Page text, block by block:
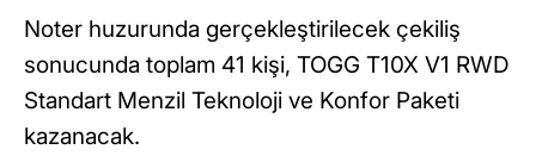
Noter huzurunda gerçekleştirilecek çekiliş
sonucunda toplam 41 kişi, TOGG T10X V1 RWD
Standart Menzil Teknoloji ve Konfor Paketi
kazanacak.